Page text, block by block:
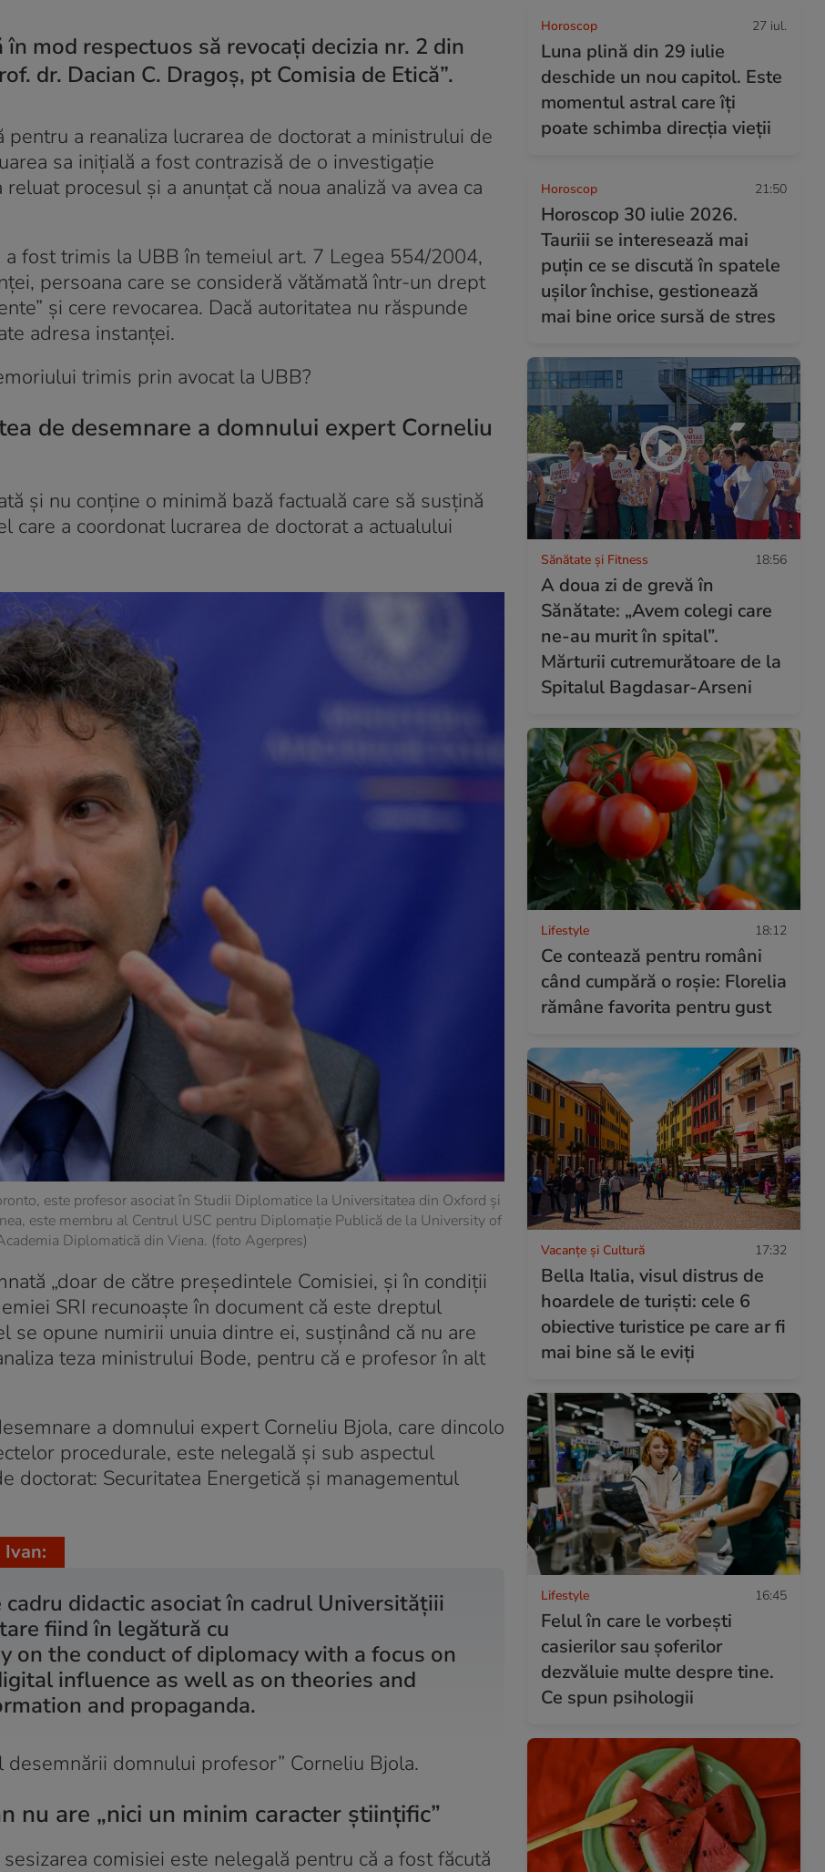
mod respectuos să revocați decizia nr. 2 din
dr. Dacian C. Dragoș, pt Comisia de Etică”.
a reanaliza lucrarea de doctorat a ministrului de
sa inițială a fost contrazisă de o investigație
procesul și a anunțat că noua analiză va avea ca
fost trimis la UBB în temeiul art. 7 Legea 554/2004,
persoana care se consideră vătămată într-un drept
și cere revocarea. Dacă autoritatea nu răspunde
adresa instanței.
trimis prin avocat la UBB?
de desemnare a domnului expert Corneliu
și nu conține o minimă bază factuală care să susțină
care a coordonat lucrarea de doctorat a actualului
este profesor asociat în Studii Diplomatice la Universitatea din Oxford și
este membru al Centrul USC pentru Diplomație Publică de la University of
Diplomatică din Viena. (foto Agerpres)
„doar de către președintele Comisiei, și în condiții
SRI recunoaște în document că este dreptul
se opune numirii unuia dintre ei, susținând că nu are
teza ministrului Bode, pentru că e profesor în alt
a domnului expert Corneliu Bjola, care dincolo
procedurale, este nelegală și sub aspectul
doctorat: Securitatea Energetică și managementul
didactic asociat în cadrul Universitățiii
fiind în legătură cu
on the conduct of diplomacy with a focus on
influence as well as on theories and
and propaganda.
domnului profesor” Corneliu Bjola.
nu are „nici un minim caracter științific”
comisiei este nelegală pentru că a fost făcută
Horoscop 27 iul.
Luna plină din 29 iulie
deschide un nou capitol. Este
momentul astral care îți
poate schimba direcția vieții
Horoscop 21:50
Horoscop 30 iulie 2026.
Tauriii se interesează mai
puțin ce se discută în spatele
ușilor închise, gestionează
mai bine orice sursă de stres
Sănătate și Fitness 18:56
A doua zi de grevă în
Sănătate: „Avem colegi care
ne-au murit în spital”.
Mărturii cutremurătoare de la
Spitalul Bagdasar-Arseni
Lifestyle 18:12
Ce contează pentru români
când cumpără o roșie: Florelia
rămâne favorita pentru gust
Vacanțe și Cultură 17:32
Bella Italia, visul distrus de
hoardele de turiști: cele 6
obiective turistice pe care ar fi
mai bine să le eviți
Lifestyle 16:45
Felul în care le vorbești
casierilor sau șoferilor
dezvăluie multe despre tine.
Ce spun psihologii